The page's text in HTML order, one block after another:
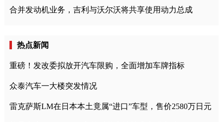
合并发动机业务，吉利与沃尔沃将共享使用动力总成
热点新闻
重磅！发改委拟放开汽车限购，全面增加车牌指标
众泰汽车一大楼突发情况
雷克萨斯LM在日本本土竟属“进口”车型，售价2580万日元